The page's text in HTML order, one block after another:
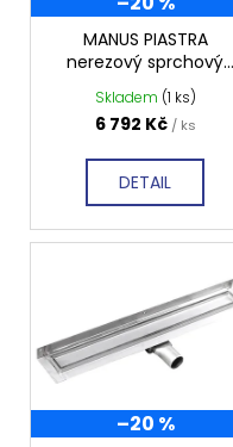
r
MANUS PIASTRA
nerezový sprchový
kanálek 1250x112x55
mm, GMP98
Skladem (1 ks)
6 792 Kč / ks
DETAIL
–20 %